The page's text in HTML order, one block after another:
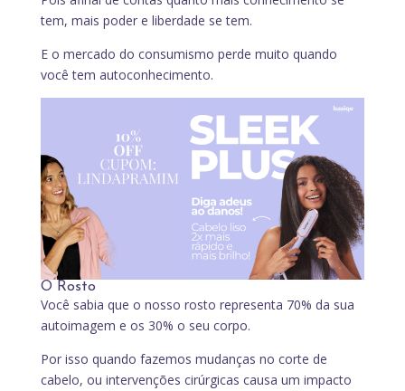
tem, mais poder e liberdade se tem.
E o mercado do consumismo perde muito quando
você tem autoconhecimento.
O Rosto
Você sabia que o nosso rosto representa 70% da sua
autoimagem e os 30% o seu corpo.
Por isso quando fazemos mudanças no corte de
cabelo, ou intervenções cirúrgicas causa um impacto